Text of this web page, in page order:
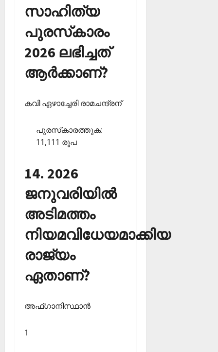
സാഹിത്യ
പുരസ്‌കാരം
2026 ലഭിച്ചത്
ആര്‍ക്കാണ്?
കവി ഏഴാച്ചേരി രാമചന്ദ്രന്
പുരസ്‌കാരത്തുക:
11,111 രൂപ
14. 2026
ജനുവരിയില്‍
അടിമത്തം
നിയമവിധേയമാക്കിയ
രാജ്യം
ഏതാണ്?
അഫ്ഗാനിസ്ഥാന്‍
1